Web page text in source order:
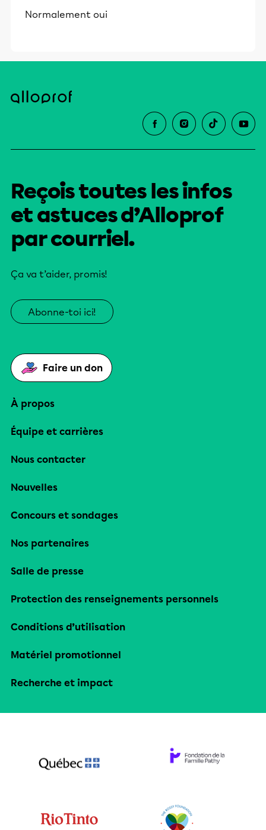
Normalement oui
Reçois toutes les infos
et astuces d’Alloprof
par courriel.
Ça va t’aider, promis!
Abonne-toi ici!
Faire un don
À propos
Équipe et carrières
Nous contacter
Nouvelles
Concours et sondages
Nos partenaires
Salle de presse
Protection des renseignements personnels
Conditions d’utilisation
Matériel promotionnel
Recherche et impact